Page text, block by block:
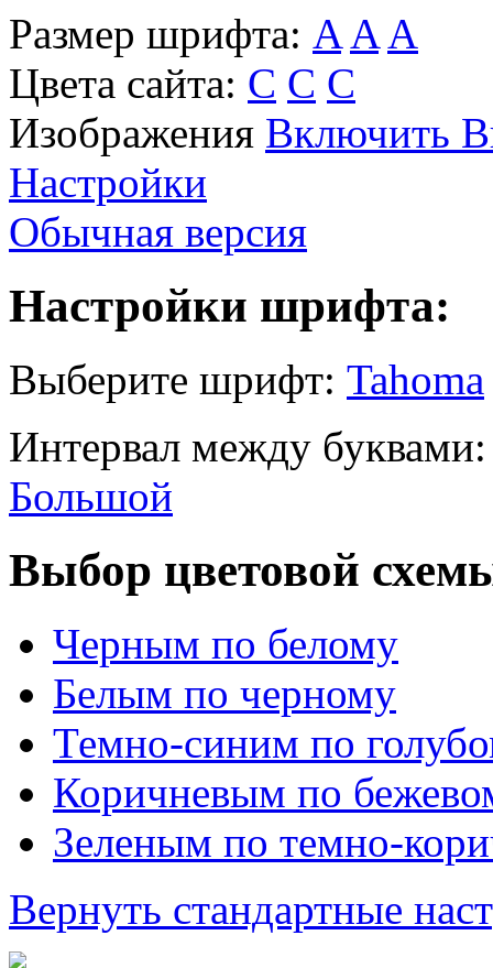
Размер шрифта: A A A
Цвета сайта: С С С
Изображения Включить
Настройки
Обычная версия
Настройки шрифта:
Выберите шрифт: Tahoma
Интервал между буквами:
Большой
Выбор цветовой
Черным по белому
Белым по черному
Темно-синим по
Коричневым по
Зеленым по темно-
Вернуть стандартные